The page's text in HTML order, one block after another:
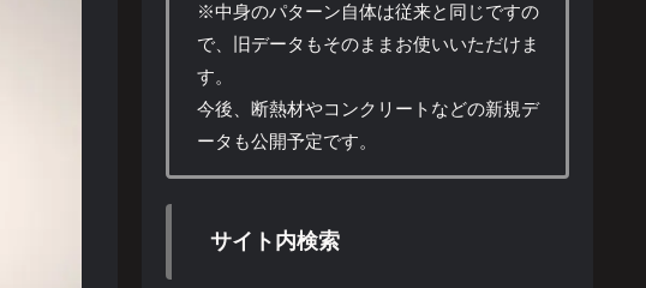
※中身のパターン自体は従来と同じですの
で、旧データもそのままお使いいただけま
す。
今後、断熱材やコンクリートなどの新規デ
ータも公開予定です。
サイト内検索